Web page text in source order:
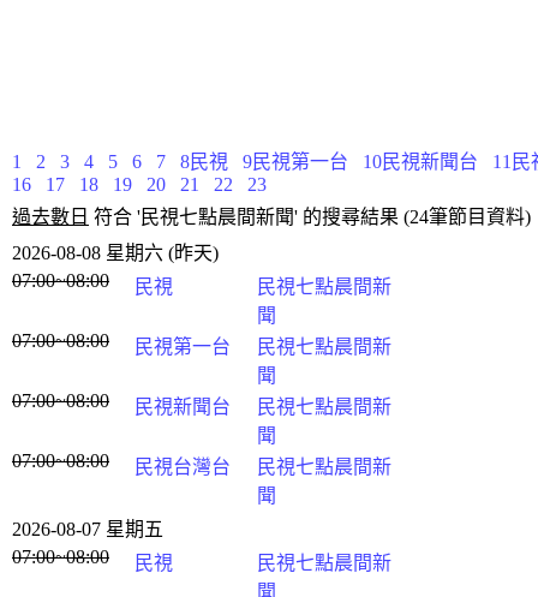
1 2 3 4 5 6 7 8民視 9民視第一台 10民視新聞台
11民
16
17 18 19 20 21 22
23
過去數日 符合 '民視七點晨間新聞' 的搜尋結果 (24筆節目資料)
2026-08-08 星期六 (昨天)
07:00~08:00
民視
民視七點晨間新
聞
07:00~08:00
民視第一台
民視七點晨間新
聞
07:00~08:00
民視新聞台
民視七點晨間新
聞
07:00~08:00
民視台灣台
民視七點晨間新
聞
2026-08-07 星期五
07:00~08:00
民視
民視七點晨間新
聞